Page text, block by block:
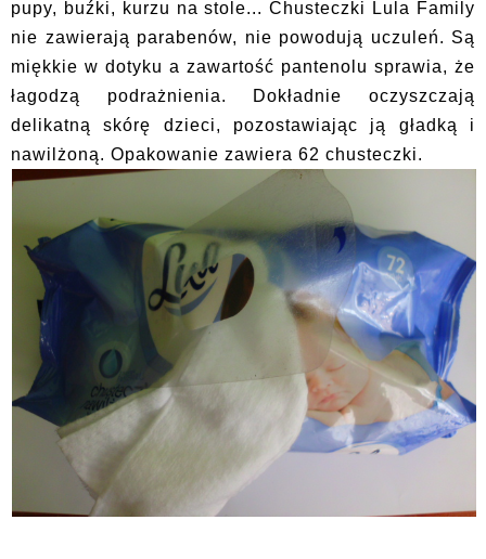
pupy, buźki, kurzu na stole... Chusteczki Lula Family
nie zawierają parabenów, nie powodują uczuleń. Są
miękkie w dotyku a zawartość pantenolu sprawia, że
łagodzą podrażnienia. Dokładnie oczyszczają
delikatną skórę dzieci, pozostawiając ją gładką i
nawilżoną. Opakowanie zawiera 62 chusteczki.